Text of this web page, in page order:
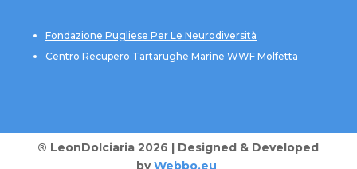
Fondazione Pugliese Per Le Neurodiversità
Centro Recupero Tartarughe Marine WWF Molfetta
® LeonDolciaria 2026 | Designed & Developed
by Webbo.eu